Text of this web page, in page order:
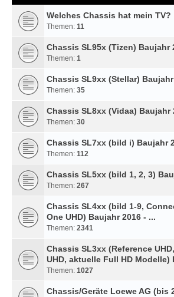
Welches Chassis hat mein TV?
Themen: 11
Chassis SL95x (Tizen) Baujahr
Themen: 1
Chassis SL9xx (Stellar)
Themen: 35
Chassis SL8xx (Vidaa) Baujahr
Themen: 30
Chassis SL7xx (bild i) Baujahr
Themen: 112
Chassis SL5xx (bild 1, 2, 3)
Themen: 267
Chassis SL4xx (bild 1-9,
One UHD) Baujahr 2016 - ...
Themen: 2341
Chassis SL3xx (Reference
UHD, aktuelle Full HD Modelle)
Themen: 1027
Chassis/Geräte Loewe AG (bis